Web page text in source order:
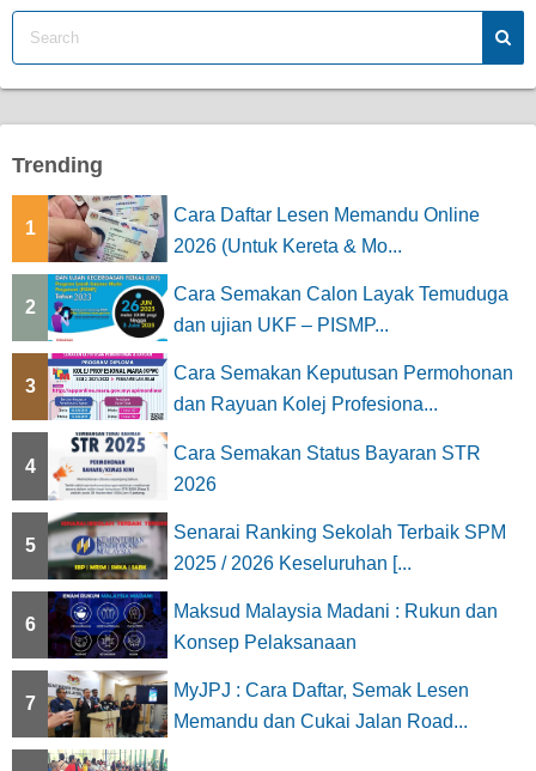
Trending
1
Cara Daftar Lesen Memandu Online
2026 (Untuk Kereta & Mo...
2
Cara Semakan Calon Layak Temuduga
dan ujian UKF – PISMP...
3
Cara Semakan Keputusan Permohonan
dan Rayuan Kolej Profesiona...
4
Cara Semakan Status Bayaran STR
2026
5
Senarai Ranking Sekolah Terbaik SPM
2025 / 2026 Keseluruhan [...
6
Maksud Malaysia Madani : Rukun dan
Konsep Pelaksanaan
7
MyJPJ : Cara Daftar, Semak Lesen
Memandu dan Cukai Jalan Road...